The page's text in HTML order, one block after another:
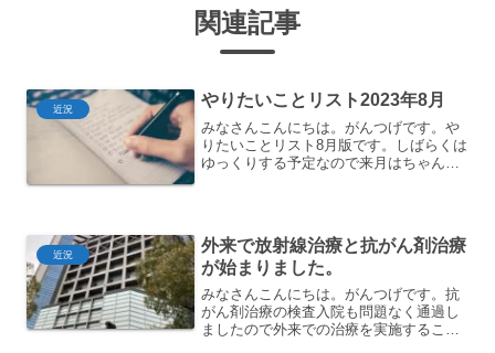
関連記事
近況 やりたいことリスト2023年8月
みなさんこんにちは。がんつげです。や
りたいことリスト8月版です。しばらくは
ゆっくりする予定なので来月はちゃんと
晴らしい文化を見ること...
近況
外来で放射線治療と抗がん剤治療
が始まりました。
みなさんこんにちは。がんつげです。抗
がん剤治療の検査入院も問題なく通過し
ましたので外来での治療を実施すること